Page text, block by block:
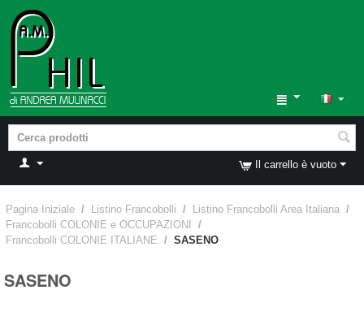
Il carrello è vuoto
Pagina Iniziale / Listino Francobolli / Listino Francobolli Area Italiana /
Francobolli COLONIE e OCCUPAZIONI
/
Francobolli COLONIE ITALIANE / SASENO
SASENO